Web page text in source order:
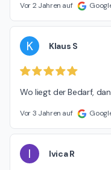
Vor 2 Jahren auf
K Klaus S
Wo liegt der Bedarf,
Vor 3 Jahren auf
I Ivica R